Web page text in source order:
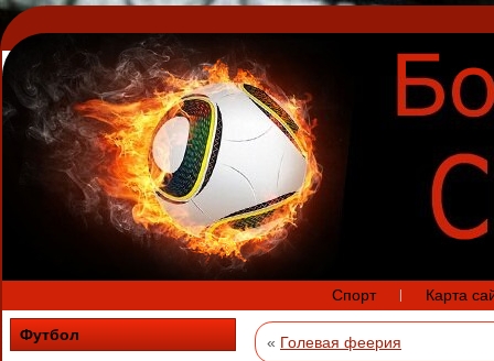
Спорт Карта
Футбол « Голевая феерия